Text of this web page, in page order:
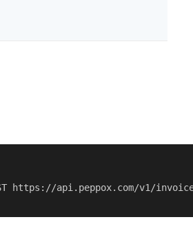
https://api.peppox.com/v1/